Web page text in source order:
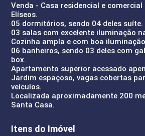
Venda - Casa residencial e comercial
Elíseos.
05 dormitórios, sendo 04 deles suíte.
03 salas com excelente iluminação
Cozinha ampla e com boa
06 banheiros, sendo 03 deles com
box.
Apartamento superior acessado
Jardim espaçoso, vagas cobertas
veículos.
Localizada aproximadamente 200
Santa Casa.
Itens do Imóvel